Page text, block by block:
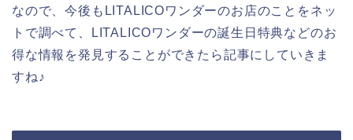
なので、今後もLITALICOワンダーのお店のことをネッ
トで調べて、LITALICOワンダーの誕生日特典などのお
得な情報を発見することができたら記事にしていきま
すね♪